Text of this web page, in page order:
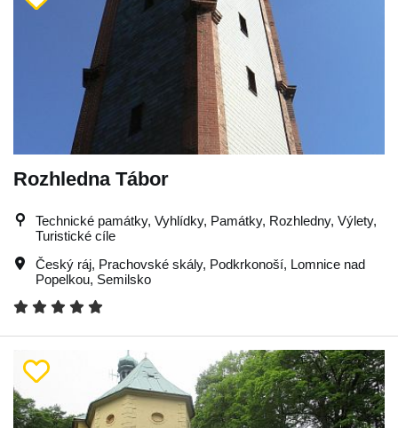
Rozhledna Tábor
Technické památky, Vyhlídky, Památky, Rozhledny, Výlety,
Turistické cíle
Český ráj, Prachovské skály, Podkrkonoší, Lomnice nad
Popelkou, Semilsko